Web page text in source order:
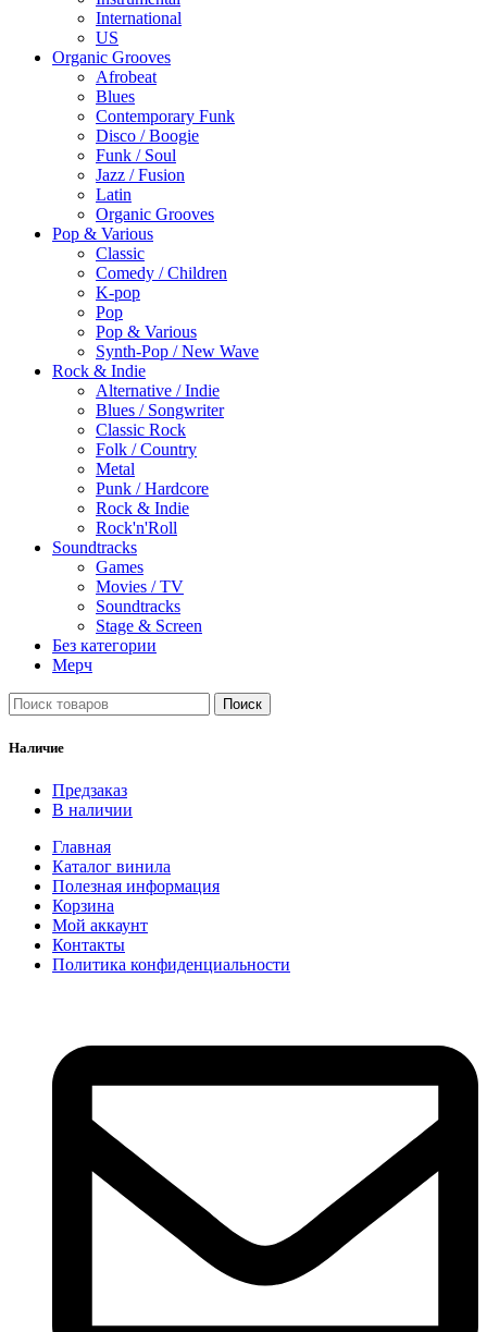
International
US
Organic Grooves
Afrobeat
Blues
Contemporary Funk
Disco / Boogie
Funk / Soul
Jazz / Fusion
Latin
Organic Grooves
Pop & Various
Classic
Comedy / Children
K-pop
Pop
Pop & Various
Synth-Pop / New Wave
Rock & Indie
Alternative / Indie
Blues / Songwriter
Classic Rock
Folk / Country
Metal
Punk / Hardcore
Rock & Indie
Rock'n'Roll
Soundtracks
Games
Movies / TV
Soundtracks
Stage & Screen
Без категории
Мерч
Поиск
Наличие
Предзаказ
В наличии
Главная
Каталог винила
Полезная информация
Корзина
Мой аккаунт
Контакты
Политика конфиденциальности